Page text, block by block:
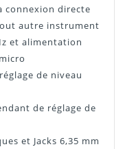
connexion directe
autre instrument
et alimentation
de niveau
de réglage de
et Jacks 6,35 mm